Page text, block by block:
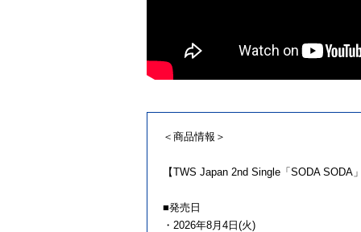
＜商品情報＞
【TWS Japan 2nd Single「SODA SODA
■発売日
・2026年8月4日(火)